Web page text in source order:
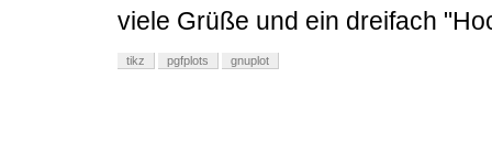
viele Grüße und ein dreifach
tikz pgfplots gnuplot